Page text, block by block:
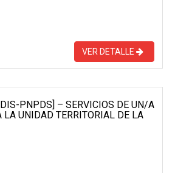
VER DETALLE
PNPDS] – SERVICIOS DE UN/A
UNIDAD TERRITORIAL DE LA